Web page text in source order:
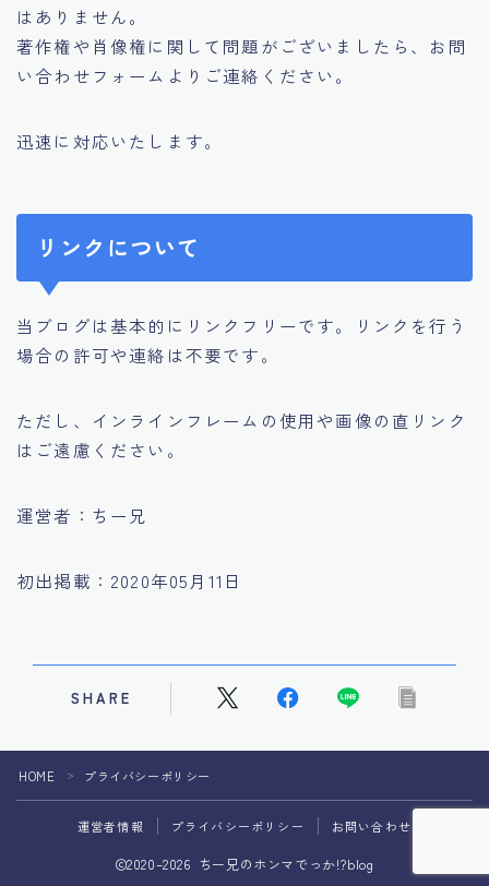
はありません。
著作権や肖像権に関して問題がございましたら、お問
い合わせフォームよりご連絡ください。
迅速に対応いたします。
リンクについて
当ブログは基本的にリンクフリーです。リンクを行う
場合の許可や連絡は不要です。
ただし、インラインフレームの使用や画像の直リンク
はご遠慮ください。
運営者：ちー兄
初出掲載：2020年05月11日
SHARE
HOME ＞ プライバシーポリシー
運営者情報 プライバシーポリシー お問い合わせ
2020–2026 ちー兄のホンマでっか!?blog